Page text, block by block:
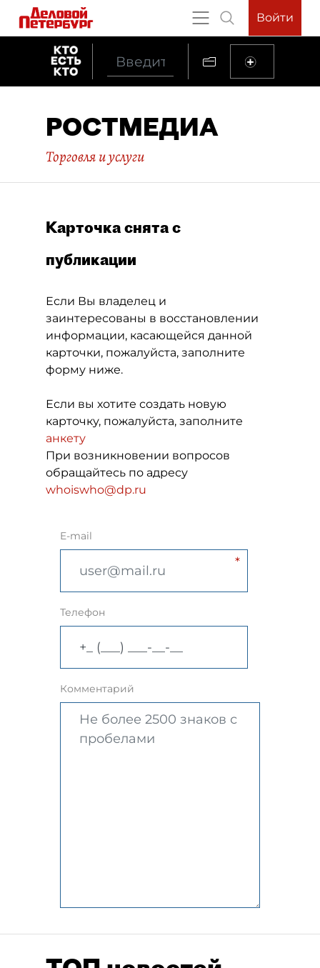
Войти
РОСТМЕДИА
Торговля и услуги
Карточка снята с
публикации
Если Вы владелец и
заинтересованы в восстановлении
информации, касающейся данной
карточки, пожалуйста, заполните
форму ниже.
Если вы хотите создать новую
карточку, пожалуйста, заполните
анкету
При возникновении вопросов
обращайтесь по адресу
whoiswho@dp.ru
E-mail
Телефон
Комментарий